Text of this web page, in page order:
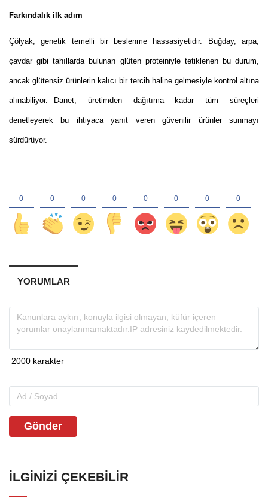
Farkındalık ilk adım
Çölyak, genetik temelli bir beslenme hassasiyetidir. Buğday, arpa,
çavdar gibi tahıllarda bulunan glüten proteiniyle tetiklenen bu durum,
ancak glütensiz ürünlerin kalıcı bir tercih haline gelmesiyle kontrol altına
alınabiliyor. Danet, üretimden dağıtıma kadar tüm süreçleri
denetleyerek bu ihtiyaca yanıt veren güvenilir ürünler sunmayı
sürdürüyor.
YORUMLAR
Gönder
İLGINIZI ÇEKEBILIR